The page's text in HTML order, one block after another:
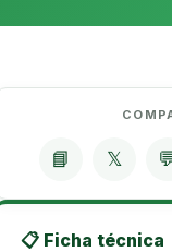
📘 𝕏
📋 Ficha técnica